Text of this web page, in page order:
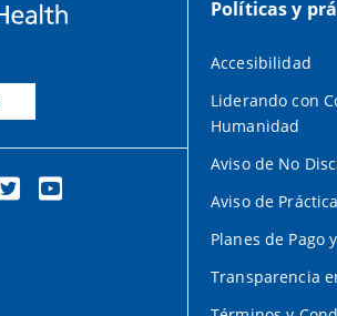
Políticas y
Accesibilidad
Liderando con
Humanidad
Aviso de No
Aviso de
Planes de Pago
Transparencia